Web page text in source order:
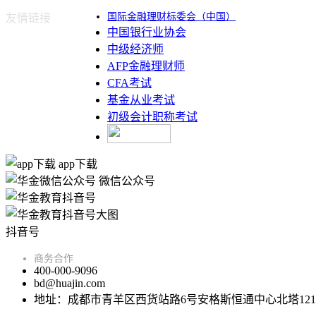
友情链接 国际金融理财标委会（中国）
中国银行业协会
中级经济师
AFP金融理财师
CFA考试
基金从业考试
初级会计职称考试
app下载
微信公众号
抖音号
商务合作
400-000-9096
bd@huajin.com
地址：成都市青羊区西货站路6号安格斯恒通中心北塔